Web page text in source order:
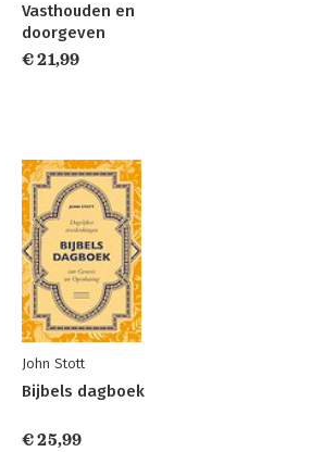
Vasthouden en
doorgeven
€ 21,99
John Stott
Bijbels dagboek
€ 25,99